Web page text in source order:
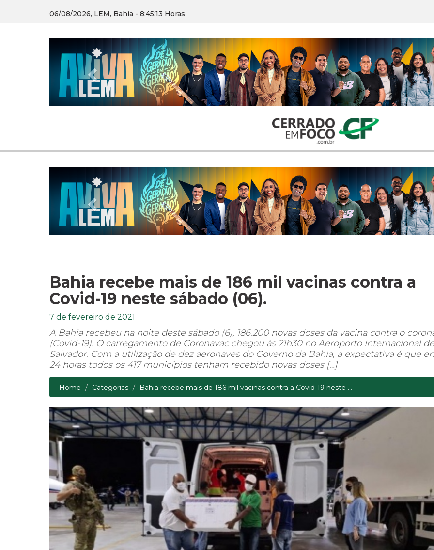
06/08/2026, LEM, Bahia - 8:45:14 Horas
Bahia recebe mais de 186 mil vacinas contra a
Covid-19 neste sábado (06).
7 de fevereiro de 2021
A Bahia recebeu na noite deste sábado (6), 186.200 novas doses da vacina contra o
(Covid-19). O carregamento de Coronavac chegou às 21h30 no Aeroporto Internacional de
Salvador. Com a utilização de dez aeronaves do Governo da Bahia, a expectativa é que
24 horas todos os 417 municípios tenham recebido novas doses […]
Home Categorias Bahia recebe mais de 186 mil vacinas contra a Covid-19 neste ...